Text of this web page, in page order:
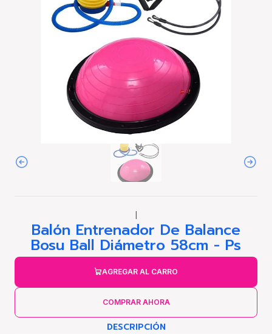
|
Balón Entrenador De Balance
Bosu Ball Diámetro 58cm - Ps
AGREGAR AL CARRO
COMPRAR AHORA
DESCRIPCIÓN